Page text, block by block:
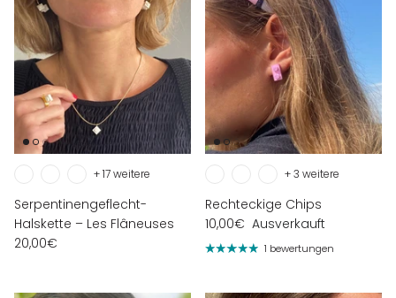
Serpentinengeflecht-
Halskette – Les Flâneuses
20,00€
+ 17 weitere
Rechteckige Chips
10,00€ Ausverkauft
+ 3 weitere
1 bewertungen